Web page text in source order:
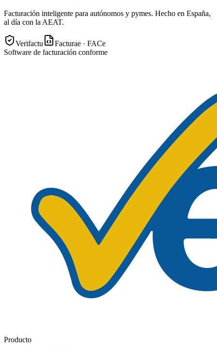
Facturación inteligente para autónomos y pymes. Hecho en España,
al día con la AEAT.
Verifactu
Facturae · FACe
Software de facturación conforme
Producto